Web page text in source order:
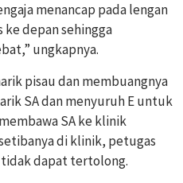
menancap pada lengan
ke depan sehingga
ungkapnya.
pisau dan membuangnya
SA dan menyuruh E untuk
SA ke klinik
di klinik, petugas
tidak dapat tertolong.